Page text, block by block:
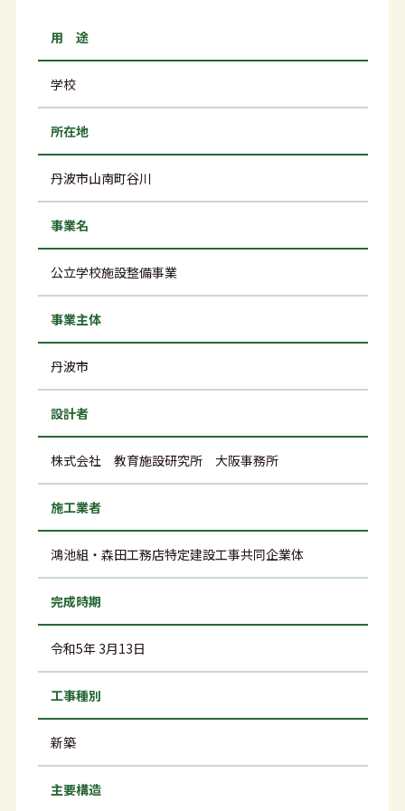
用 途
学校
所在地
丹波市山南町谷川
事業名
公立学校施設整備事業
事業主体
丹波市
設計者
株式会社 教育施設研究所 大阪事務所
施工業者
鴻池組・森田工務店特定建設工事共同企業体
完成時期
令和5年 3月13日
工事種別
新築
主要構造